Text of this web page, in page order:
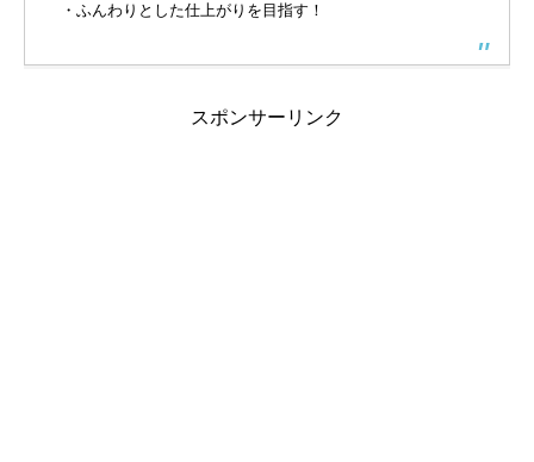
・ふんわりとした仕上がりを目指す！
スポンサーリンク